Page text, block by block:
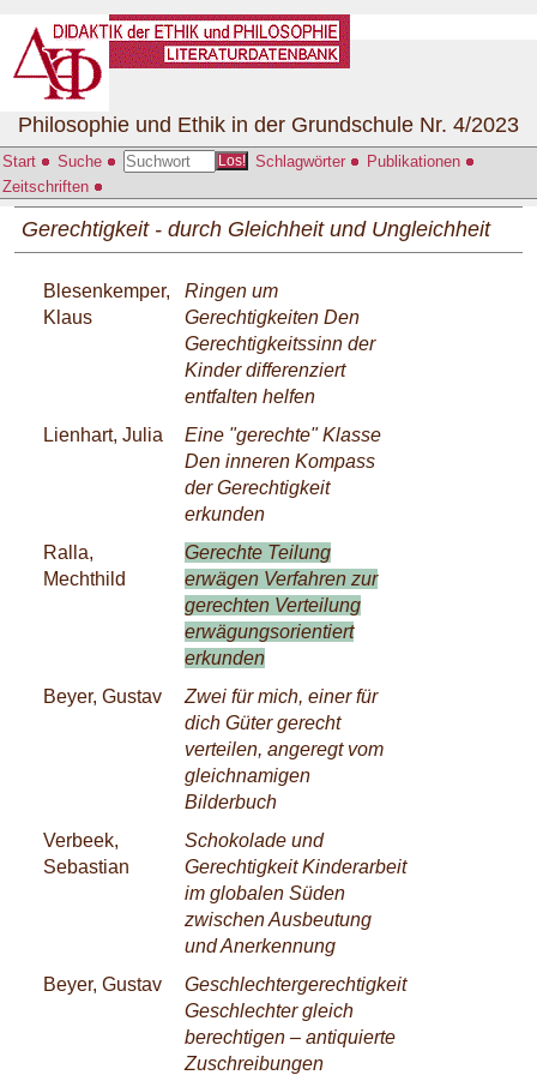
Start Suche Los! Schlagwörter
Publikationen
Zeitschriften
Philosophie und Ethik in der Grundschule Nr. 4/2023
Gerechtigkeit - durch Gleichheit und Ungleichheit
Blesenkemper,
Klaus
Ringen um
Gerechtigkeiten Den
Gerechtigkeitssinn der
Kinder differenziert
entfalten helfen
Lienhart, Julia
Eine "gerechte" Klasse
Den inneren Kompass
der Gerechtigkeit
erkunden
Ralla,
Mechthild
Gerechte Teilung
erwägen Verfahren zur
gerechten Verteilung
erwägungsorientiert
erkunden
Beyer, Gustav
Zwei für mich, einer für
dich Güter gerecht
verteilen, angeregt vom
gleichnamigen
Bilderbuch
Verbeek,
Sebastian
Schokolade und
Gerechtigkeit Kinderarbeit
im globalen Süden
zwischen Ausbeutung
und Anerkennung
Beyer, Gustav
Geschlechtergerechtigkeit
Geschlechter gleich
berechtigen – antiquierte
Zuschreibungen